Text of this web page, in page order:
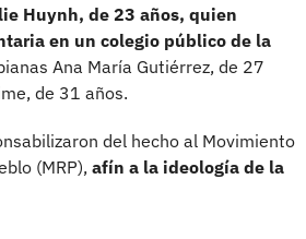
Huynh, de 23 años, quien
en un colegio público de la
Ana María Gutiérrez, de 27
de 31 años.
del hecho al Movimiento
(MRP), afín a la ideología de la